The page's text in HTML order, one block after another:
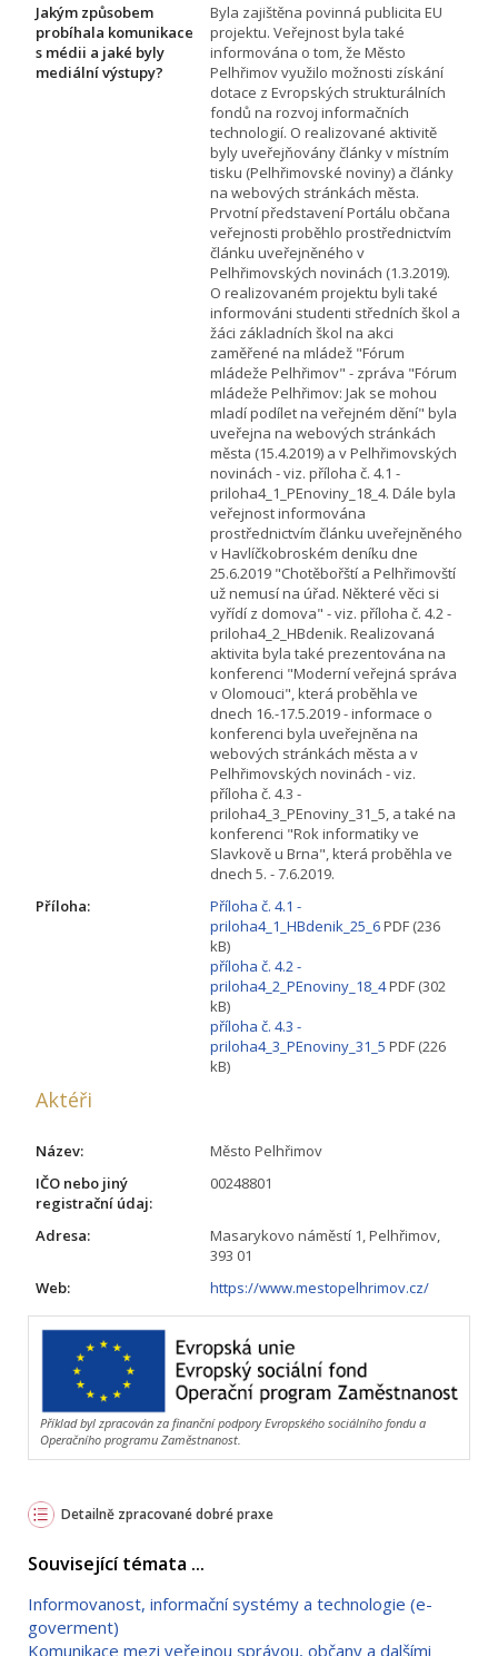
Jakým způsobem
probíhala komunikace
s médii a jaké byly
mediální výstupy?
Byla zajištěna povinná publicita EU
projektu. Veřejnost byla také
informována o tom, že Město
Pelhřimov využilo možnosti získání
dotace z Evropských strukturálních
fondů na rozvoj informačních
technologií. O realizované aktivitě
byly uveřejňovány články v místním
tisku (Pelhřimovské noviny) a články
na webových stránkách města.
Prvotní představení Portálu občana
veřejnosti proběhlo prostřednictvím
článku uveřejněného v
Pelhřimovských novinách (1.3.2019).
O realizovaném projektu byli také
informováni studenti středních škol a
žáci základních škol na akci
zaměřené na mládež "Fórum
mládeže Pelhřimov" - zpráva "Fórum
mládeže Pelhřimov: Jak se mohou
mladí podílet na veřejném dění" byla
uveřejna na webových stránkách
města (15.4.2019) a v Pelhřimovských
novinách - viz. příloha č. 4.1 -
priloha4_1_PEnoviny_18_4. Dále byla
veřejnost informována
prostřednictvím článku uveřejněného
v Havlíčkobroském deníku dne
25.6.2019 "Chotěbořští a Pelhřimovští
už nemusí na úřad. Některé věci si
vyřídí z domova" - viz. příloha č. 4.2 -
priloha4_2_HBdenik. Realizovaná
aktivita byla také prezentována na
konferenci "Moderní veřejná správa
v Olomouci", která proběhla ve
dnech 16.-17.5.2019 - informace o
konferenci byla uveřejněna na
webových stránkách města a v
Pelhřimovských novinách - viz.
příloha č. 4.3 -
priloha4_3_PEnoviny_31_5, a také na
konferenci "Rok informatiky ve
Slavkově u Brna", která proběhla ve
dnech 5. - 7.6.2019.
Příloha:
Příloha č. 4.1 -
priloha4_1_HBdenik_25_6PDF (236
kB)
příloha č. 4.2 -
priloha4_2_PEnoviny_18_4PDF (302
kB)
příloha č. 4.3 -
priloha4_3_PEnoviny_31_5 PDF (226
kB)
Aktéři
Název:
Město Pelhřimov
IČO nebo jiný
registrační údaj:
00248801
Adresa:
Masarykovo náměstí 1, Pelhřimov,
393 01
Web:
https://www.mestopelhrimov.cz/
Příklad byl zpracován za finanční podpory Evropského sociálního fondu a
Operačního programu Zaměstnanost.
Detailně zpracované dobré praxe
Související témata ...
Informovanost, informační systémy a technologie (e-
goverment)
Komunikace mezi veřejnou správou, občany a dalšími